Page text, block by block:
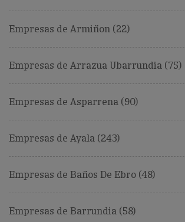
Empresas de Armiñon (22)
Empresas de Arrazua Ubarrundia (75)
Empresas de Asparrena (90)
Empresas de Ayala (243)
Empresas de Baños De Ebro (48)
Empresas de Barrundia (58)